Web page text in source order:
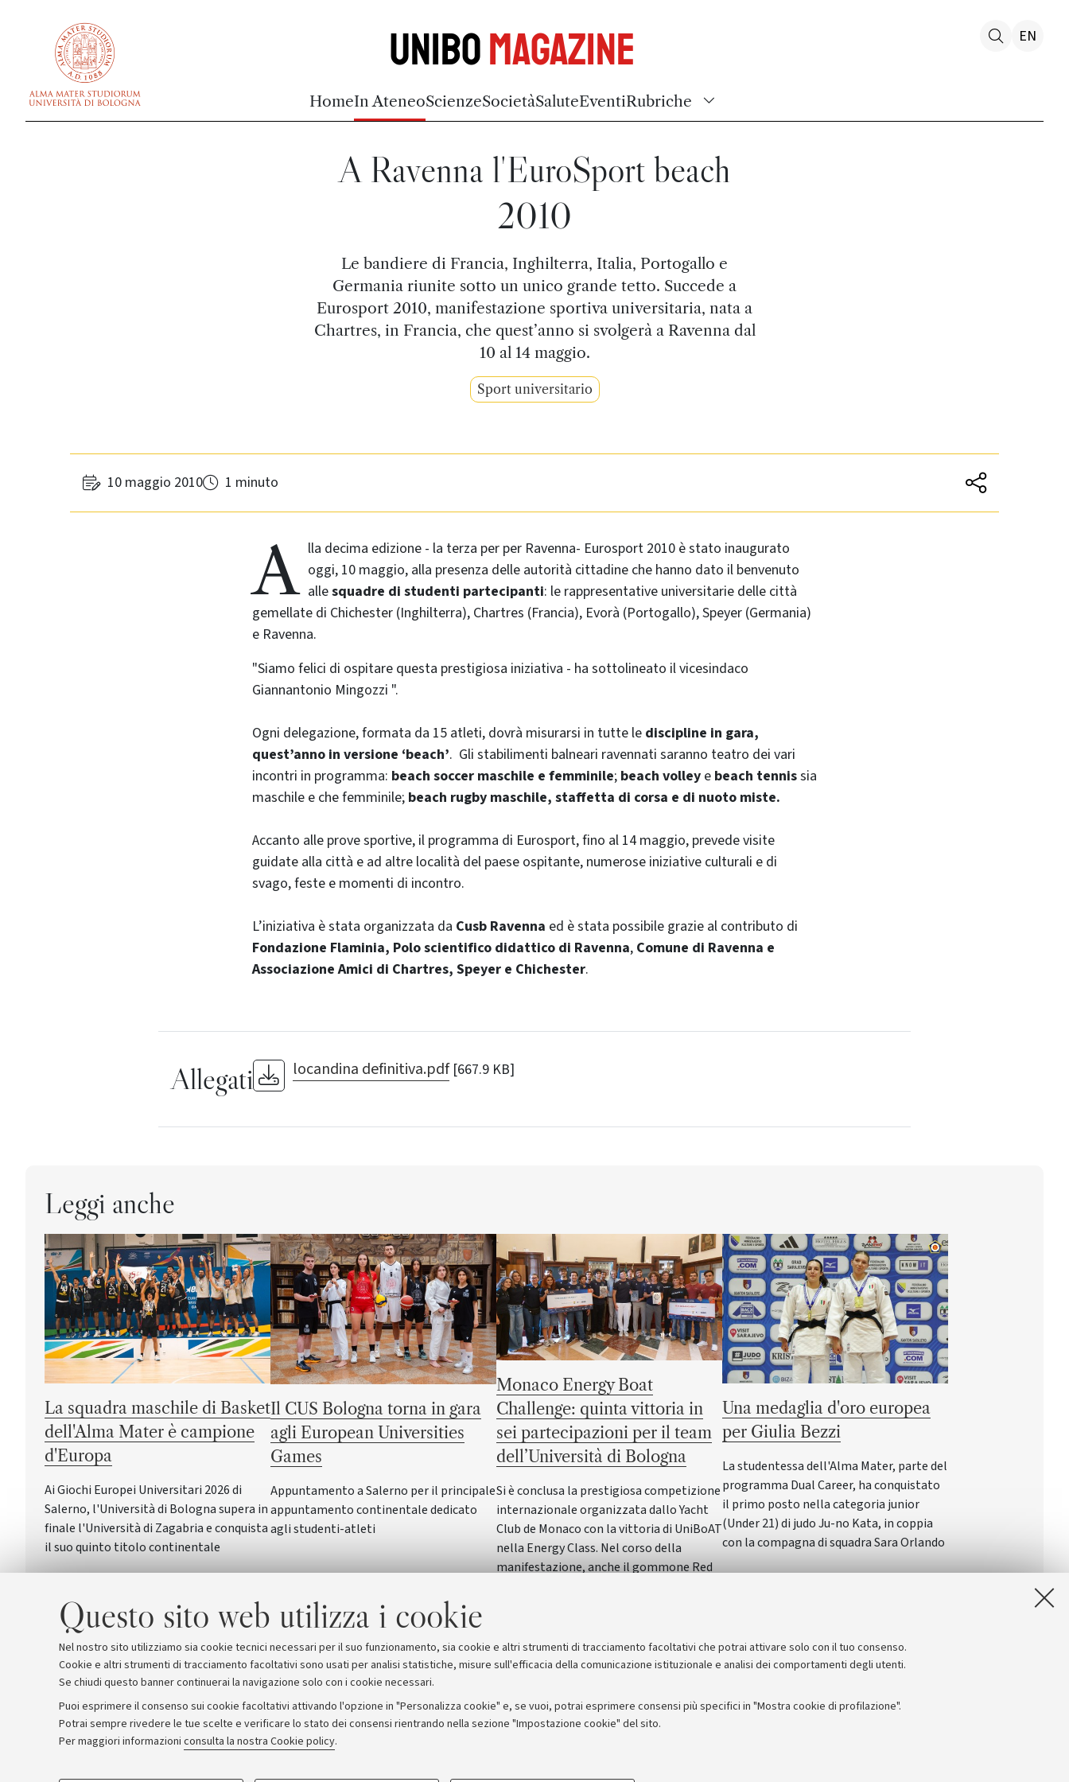
Questo sito web utilizza i cookie
Nel nostro sito utilizziamo sia cookie tecnici necessari per il suo funzionamento, sia cookie e altri strumenti di tracciamento facoltativi che potrai attivare solo con il tuo consenso.
Cookie e altri strumenti di tracciamento facoltativi sono usati per analisi statistiche, misure sull'efficacia della comunicazione istituzionale e analisi dei comportamenti degli utenti.
Se chiudi questo banner continuerai la navigazione solo con i cookie necessari.
Puoi esprimere il consenso sui cookie facoltativi attivando l'opzione in "Personalizza cookie" e, se vuoi, potrai esprimere consensi più specifici in "Mostra cookie di profilazione".
Potrai sempre rivedere le tue scelte e verificare lo stato dei consensi rientrando nella sezione "Impostazione cookie" del sito.
Per maggiori informazioni consulta la nostra Cookie policy.
UniboMagazine
HomeIn AteneoScienzeSocietàSaluteEventiRubriche
EN
A Ravenna l'EuroSport beach
2010
Le bandiere di Francia, Inghilterra, Italia, Portogallo e
Germania riunite sotto un unico grande tetto. Succede a
Eurosport 2010, manifestazione sportiva universitaria, nata a
Chartres, in Francia, che quest’anno si svolgerà a Ravenna dal
10 al 14 maggio.
Sport universitario
10 maggio 2010 1 minuto
A lla decima edizione - la terza per per Ravenna- Eurosport 2010 è stato inaugurato
oggi, 10 maggio, alla presenza delle autorità cittadine che hanno dato il benvenuto
allesquadre di studenti partecipanti: le rappresentative universitarie delle città
gemellate di Chichester (Inghilterra), Chartres (Francia), Evorà (Portogallo), Speyer (Germania)
e Ravenna.
"Siamo felici di ospitare questa prestigiosa iniziativa - ha sottolineato il vicesindaco
Giannantonio Mingozzi ".
Ogni delegazione, formata da 15 atleti, dovrà misurarsi in tutte le discipline in gara,
quest’anno in versione ‘beach’. Gli stabilimenti balneari ravennati saranno teatro dei vari
incontri in programma: beach soccer maschile e femminile; beach volley e beach tennissia
maschile e che femminile; beach rugby maschile, staffetta di corsa e di nuoto miste.
Accanto alle prove sportive, il programma di Eurosport, fino al 14 maggio, prevede visite
guidate alla città e ad altre località del paese ospitante, numerose iniziative culturali e di
svago, feste e momenti di incontro.
L’iniziativa è stata organizzata da Cusb Ravenna ed è stata possibile grazie al contributo di
Fondazione Flaminia, Polo scientifico didattico di Ravenna, Comune di Ravenna e
Associazione Amici di Chartres, Speyer e Chichester.
Allegati locandina definitiva.pdf [667.9 KB]
Leggi anche
La squadra maschile di Basket
dell'Alma Mater è campione
d'Europa
Ai Giochi Europei Universitari 2026 di
Salerno, l'Università di Bologna supera in
finale l'Università di Zagabria e conquista
il suo quinto titolo continentale
Il CUS Bologna torna in gara
agli European Universities
Games
Appuntamento a Salerno per il principale
appuntamento continentale dedicato
agli studenti-atleti
Monaco Energy Boat
Challenge: quinta vittoria in
sei partecipazioni per il team
dell’Università di Bologna
Si è conclusa la prestigiosa competizione
internazionale organizzata dallo Yacht
Club de Monaco con la vittoria di UniBoAT
nella Energy Class. Nel corso della
manifestazione, anche il gommone Red
Rettorato
Una medaglia d'oro europea
per Giulia Bezzi
La studentessa dell'Alma Mater, parte del
programma Dual Career, ha conquistato
il primo posto nella categoria junior
(Under 21) di judo Ju-no Kata, in coppia
con la compagna di squadra Sara Orlando
Archivio Comunicati stampa Redazione Rassegna stampa